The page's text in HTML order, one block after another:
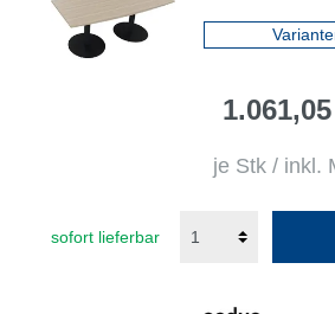
je Stk / inkl.
sofort lieferbar